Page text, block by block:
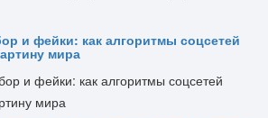
и фейки: как алгоритмы соцсетей
мира